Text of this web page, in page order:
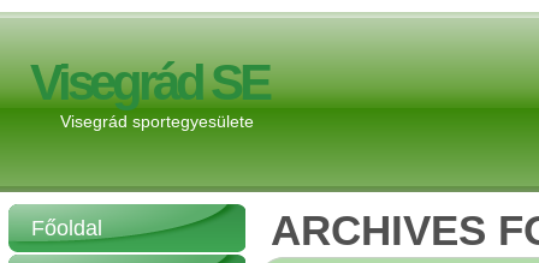
Visegrád SE
Visegrád sportegyesülete
ARCHIVES
Főoldal